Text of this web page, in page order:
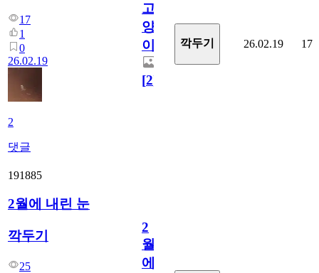
17
1
0
26.02.19
2
댓글
고
양
이
[2]
깍두기 26.02.19 17
191885
2월에 내린 눈
깍두기
25
2
월
에